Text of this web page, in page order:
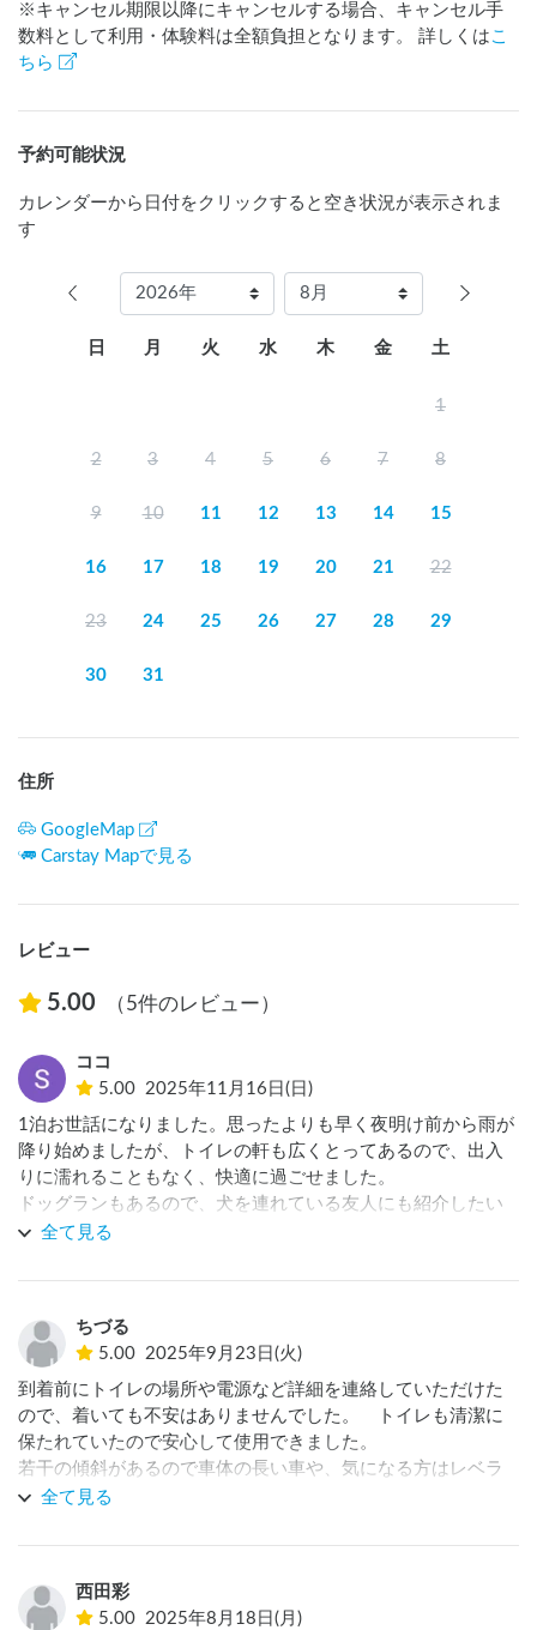
※キャンセル期限以降にキャンセルする場合、キャンセル手
数料として利用・体験料は全額負担となります。 詳しくは こ
ちら
予約可能状況
カレンダーから日付をクリックすると空き状況が表示されま
す
日 月 火 水 木 金 土
1
2 3 4 5 6 7 8
9 10 11 12 13 14 15
16 17 18 19 20 21 22
23 24 25 26 27 28 29
30 31
住所
GoogleMap
Carstay Mapで見る
レビュー
5.00 （5件のレビュー）
ココ
5.00 2025年11月16日(日)
1泊お世話になりました。思ったよりも早く夜明け前から雨が
降り始めましたが、トイレの軒も広くとってあるので、出入
りに濡れることもなく、快適に過ごせました。
ドッグランもあるので、犬を連れている友人にも紹介したい
と思います。
全て見る
ちづる
5.00 2025年9月23日(火)
到着前にトイレの場所や電源など詳細を連絡していただけた
ので、着いても不安はありませんでした。　トイレも清潔に
保たれていたので安心して使用できました。
若干の傾斜があるので車体の長い車や、気になる方はレベラ
ーがあると良いです。うちの車体は6.5mで使用しました。
全て見る
西田彩
5.00 2025年8月18日(月)